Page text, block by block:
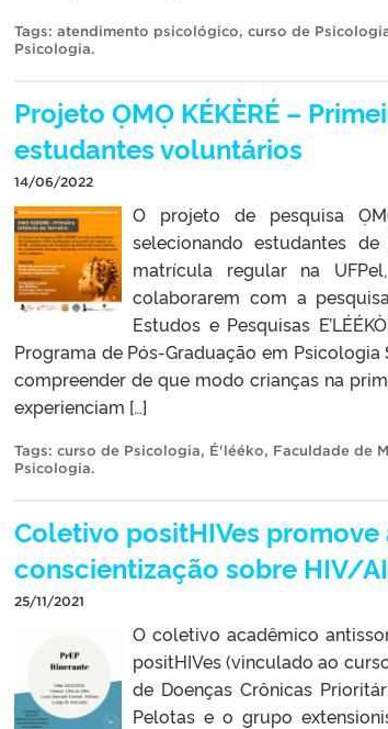
Tags: atendimento psicológico, curso de
Psicologia.
Projeto ỌMỌ KÉKÈRÉ –
estudantes voluntários
14/06/2022
O projeto de pesquisa
selecionando estudantes
matrícula regular na
colaborarem com a
Estudos e Pesquisas
Programa de Pós-Graduação em
compreender de que modo crianças na
experienciam […]
Tags: curso de Psicologia, É'lééko, Faculdade de
Psicologia.
Coletivo positHIVes
conscientização sobre HIV/
25/11/2021
O coletivo acadêmico
positHIVes (vinculado ao
de Doenças Crônicas
Pelotas e o grupo